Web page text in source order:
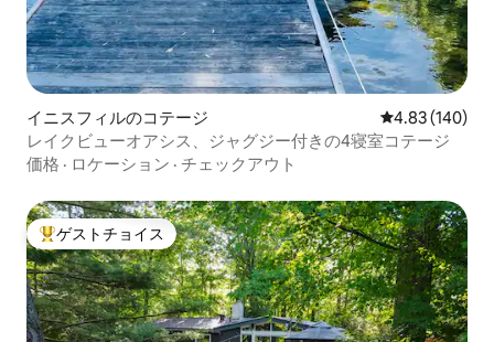
イニスフィルのコテージ レビュー140
4.83 (140)
レイクビューオアシス、ジャグジー付きの4寝室コテージ
価格 · ロケーション · チェックアウト
大好評のゲストチョイスです。
ゲストチョイス